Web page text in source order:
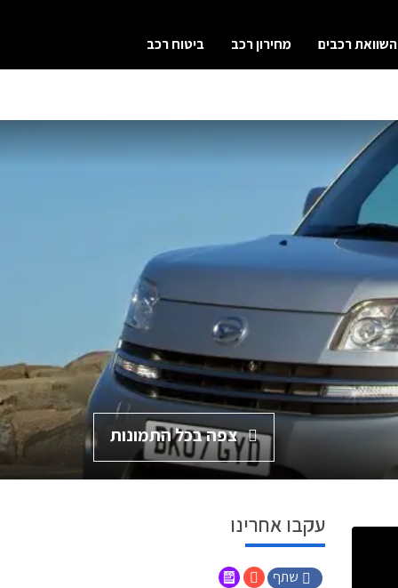
השוואת רכבים מחירון רכב ביטוח רכב
צפה בכל התמונות
עקבו אחרינו
שתף